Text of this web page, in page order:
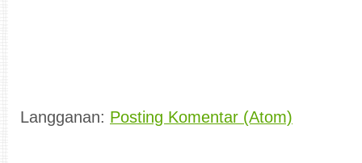
Langganan: Posting Komentar (Atom)